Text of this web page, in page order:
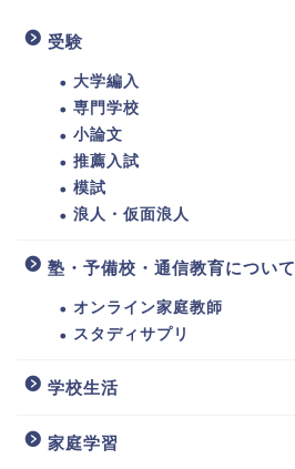
受験
大学編入
専門学校
小論文
推薦入試
模試
浪人・仮面浪人
塾・予備校・通信教育について
オンライン家庭教師
スタディサプリ
学校生活
家庭学習